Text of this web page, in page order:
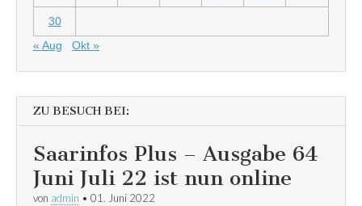
30
« Aug
Okt »
ZU BESUCH BEI:
Saarinfos Plus – Ausgabe 64
Juni Juli 22 ist nun online
von admin • 01. Juni 2022